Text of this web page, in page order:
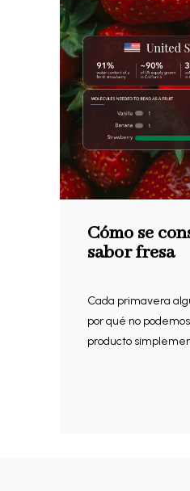
Cómo se
sabor fresa
Cada primavera
por qué no
producto